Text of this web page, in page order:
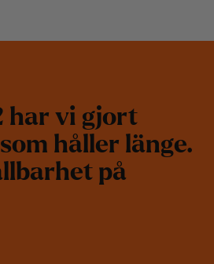
har vi gjort
som håller länge.
llbarhet på